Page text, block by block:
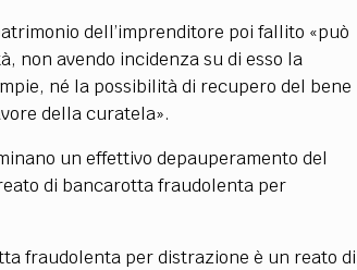
dell’imprenditore poi fallito «può
non avendo incidenza su di esso la
né la possibilità di recupero del bene
della curatela».
un effettivo depauperamento del
di bancarotta fraudolenta per
fraudolenta per distrazione è un reato di